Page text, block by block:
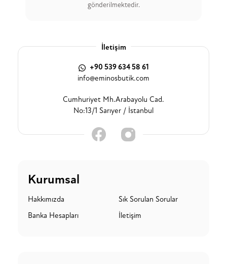
gönderilmektedir.
İletişim
+90 539 634 58 61
info@eminosbutik.com
Cumhuriyet Mh.Arabayolu Cad.
No:13/1 Sarıyer / İstanbul
Kurumsal
Hakkımızda
Sık Sorulan Sorular
Banka Hesapları
İletişim